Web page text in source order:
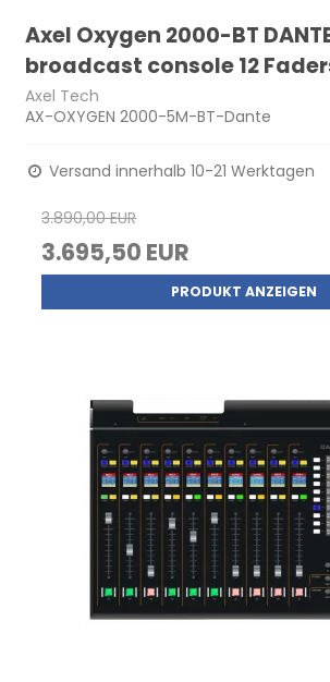
Axel Oxygen 2000-BT
broadcast console 12
Axel Tech
AX-OXYGEN 2000-5M-BT-Dante
Versand innerhalb 10-21 Werktagen
3.890,00 EUR
3.695,50 EUR
PRODUKT ANZEIGEN